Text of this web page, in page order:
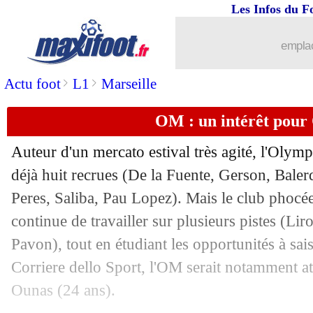
Actu foot> L1 > Marseille
Les Infos du
OM : un intérêt pour
Auteur d'un mercato estival très agité,
déjà huit recrues (De la Fuente, Gerson,
Peres, Saliba, Pau Lopez). Mais le club
continue de travailler sur plusieurs pistes
Pavon), tout en étudiant les opportunités à
Corriere dello Sport, l'OM serait notamment
Ounas (24 ans).
: l'Espagne en tête, l'Allemagne
25/07 OM
25/07 JO: le classement du groupe A
25/07 PSG : Hakimi content de ses débuts
25/07 JO: Gignac se voyait rentrer à la
25/07 Lyon : Andersen à Palace, ça se
25/07 JO: le Brésil freiné, l'Argentine se
25/07 Nantes: Kombouaré réclame des